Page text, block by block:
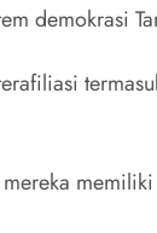
demokrasi